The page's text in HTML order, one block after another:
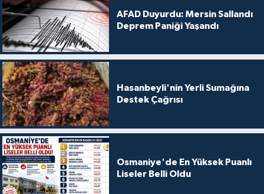
AFAD Duyurdu: Mersin Sallandı
Deprem Paniği Yaşandı
Hasanbeyli'nin Yerli Sumağına
Destek Çağrısı
Osmaniye'de En Yüksek Puanlı
Liseler Belli Oldu